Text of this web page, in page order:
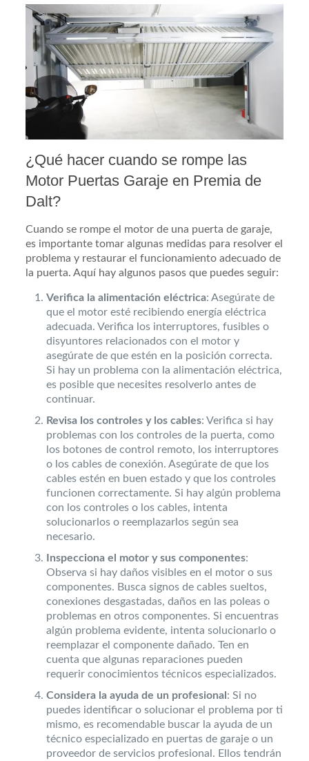
¿Qué hacer cuando se rompe las
Motor Puertas Garaje en Premia de
Dalt?
Cuando se rompe el motor de una puerta de garaje,
es importante tomar algunas medidas para resolver el
problema y restaurar el funcionamiento adecuado de
la puerta. Aquí hay algunos pasos que puedes seguir:
Verifica la alimentación eléctrica: Asegúrate de
que el motor esté recibiendo energía eléctrica
adecuada. Verifica los interruptores, fusibles o
disyuntores relacionados con el motor y
asegúrate de que estén en la posición correcta.
Si hay un problema con la alimentación eléctrica,
es posible que necesites resolverlo antes de
continuar.
Revisa los controles y los cables: Verifica si hay
problemas con los controles de la puerta, como
los botones de control remoto, los interruptores
o los cables de conexión. Asegúrate de que los
cables estén en buen estado y que los controles
funcionen correctamente. Si hay algún problema
con los controles o los cables, intenta
solucionarlos o reemplazarlos según sea
necesario.
Inspecciona el motor y sus componentes:
Observa si hay daños visibles en el motor o sus
componentes. Busca signos de cables sueltos,
conexiones desgastadas, daños en las poleas o
problemas en otros componentes. Si encuentras
algún problema evidente, intenta solucionarlo o
reemplazar el componente dañado. Ten en
cuenta que algunas reparaciones pueden
requerir conocimientos técnicos especializados.
Considera la ayuda de un profesional : Si no
puedes identificar o solucionar el problema por ti
mismo, es recomendable buscar la ayuda de un
técnico especializado en puertas de garaje o un
proveedor de servicios profesional. Ellos tendrán